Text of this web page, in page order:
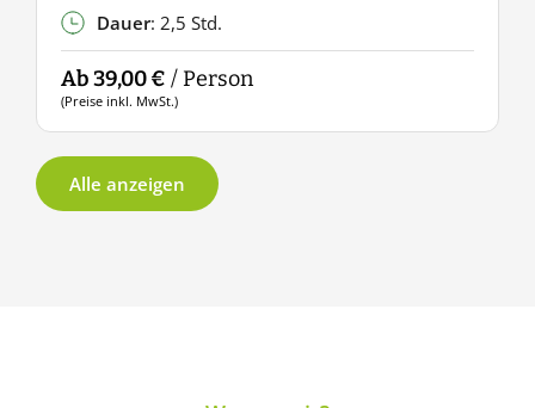
Dauer: 2,5 Std.
Ab 39,00 € / Person
(Preise inkl. MwSt.)
Alle anzeigen